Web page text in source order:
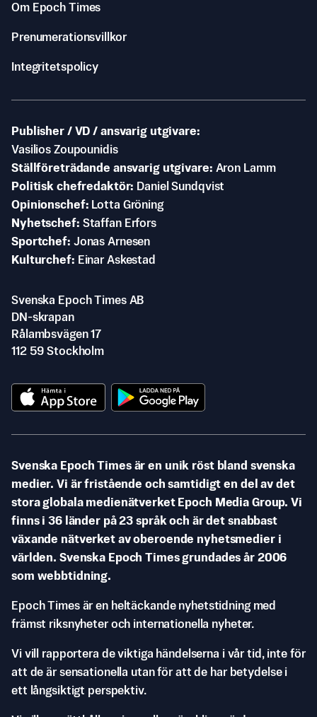
Om Epoch Times
Prenumerationsvillkor
Integritetspolicy
Publisher / VD / ansvarig utgivare
Vasilios Zoupounidis
Ställföreträdande ansvarig utgivare Aron Lamm
Politisk chefredaktör
Daniel Sundqvist
Opinionschef
Lotta Gröning
Nyhetschef Staffan Erfors
Sportchef Jonas Arnesen
Kulturchef
Einar Askestad
Svenska Epoch Times AB
DN-skrapan
Rålambsvägen 17
112 59 Stockholm
Svenska Epoch Times är en unik röst bland svenska
medier. Vi är fristående och samtidigt en del av det
stora globala medienätverket Epoch Media Group. Vi
finns i 36 länder på 23 språk och är det snabbast
växande nätverket av oberoende nyhetsmedier i
världen. Svenska Epoch Times grundades år 2006
som webbtidning.
Epoch Times är en heltäckande nyhetstidning med
främst riksnyheter och internationella nyheter.
Vi vill rapportera de viktiga händelserna i vår tid, inte för
att de är sensationella utan för att de har betydelse i
ett långsiktigt perspektiv.